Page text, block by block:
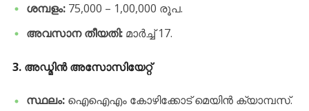
ശമ്പളം:75,000 – 1,00,000 രൂപ.
അവസാന തീയതി:മാർച്ച് 17.
3. അഡ്മിൻ അസോസിയേറ്റ്
സ്ഥലം:ഐഐഎം കോഴിക്കോട് മെയിൻ ക്യാമ്പസ്.